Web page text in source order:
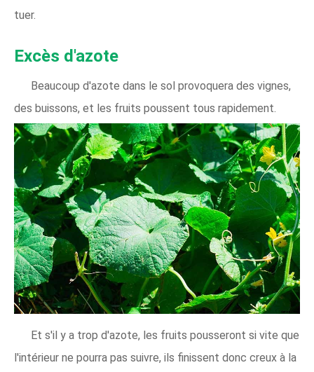
tuer.
Excès d'azote
Beaucoup d'azote dans le sol provoquera des vignes,
des buissons, et les fruits poussent tous rapidement.
Et s'il y a trop d'azote, les fruits pousseront si vite que
l'intérieur ne pourra pas suivre, ils finissent donc creux à la